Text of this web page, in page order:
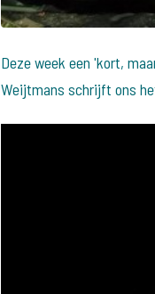
Deze week een 'kort,
Weijtmans schrijft ons